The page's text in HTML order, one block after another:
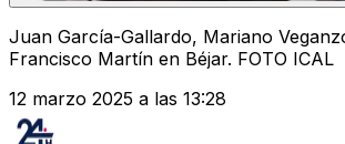
Juan García-Gallardo, Mariano
Francisco Martín en Béjar. FOTO ICAL
12 marzo 2025 a las 13:28